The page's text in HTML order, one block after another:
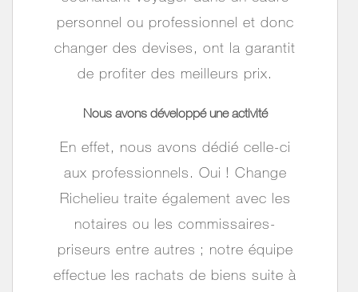
personnel ou professionnel et donc
changer des devises, ont la garantit
de profiter des meilleurs prix.
Nous avons développé une activité
En effet, nous avons dédié celle-ci
aux professionnels. Oui ! Change
Richelieu traite également avec les
notaires ou les commissaires-
priseurs entre autres ; notre équipe
effectue les rachats de biens suite à